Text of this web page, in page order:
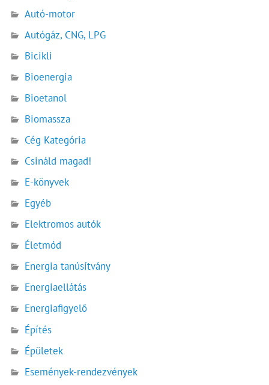
Autó-motor
Autógáz, CNG, LPG
Bicikli
Bioenergia
Bioetanol
Biomassza
Cég Kategória
Csináld magad!
E-könyvek
Egyéb
Elektromos autók
Életmód
Energia tanúsítvány
Energiaellátás
Energiafigyelő
Építés
Épületek
Események-rendezvények